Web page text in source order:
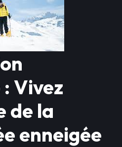
Vivez
de la
enneigée